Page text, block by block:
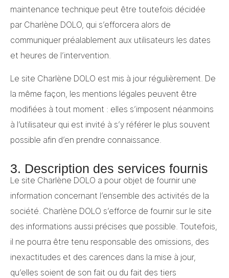
maintenance technique peut être toutefois décidée
par Charlène DOLO, qui s’efforcera alors de
communiquer préalablement aux utilisateurs les dates
et heures de l’intervention.
Le site Charlène DOLO est mis à jour régulièrement. De
la même façon, les mentions légales peuvent être
modifiées à tout moment : elles s’imposent néanmoins
à l’utilisateur qui est invité à s’y référer le plus souvent
possible afin d’en prendre connaissance.
3. Description des services fournis
Le site Charlène DOLO a pour objet de fournir une
information concernant l’ensemble des activités de la
société. Charlène DOLO s’efforce de fournir sur le site
des informations aussi précises que possible. Toutefois,
il ne pourra être tenu responsable des omissions, des
inexactitudes et des carences dans la mise à jour,
qu’elles soient de son fait ou du fait des tiers